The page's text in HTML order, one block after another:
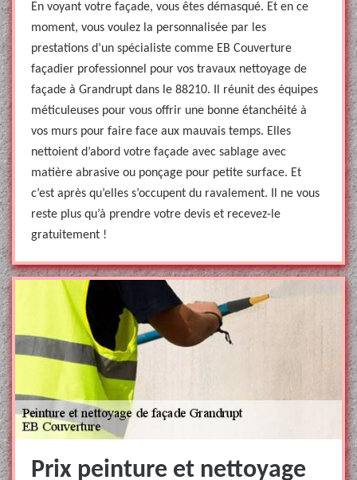
En voyant votre façade, vous êtes démasqué. Et en ce
moment, vous voulez la personnalisée par les
prestations d’un spécialiste comme EB Couverture
façadier professionnel pour vos travaux nettoyage de
façade à Grandrupt dans le 88210. Il réunit des équipes
méticuleuses pour vous offrir une bonne étanchéité à
vos murs pour faire face aux mauvais temps. Elles
nettoient d’abord votre façade avec sablage avec
matière abrasive ou ponçage pour petite surface. Et
c’est après qu’elles s’occupent du ravalement. Il ne vous
reste plus qu’à prendre votre devis et recevez-le
gratuitement !
Prix peinture et nettoyage